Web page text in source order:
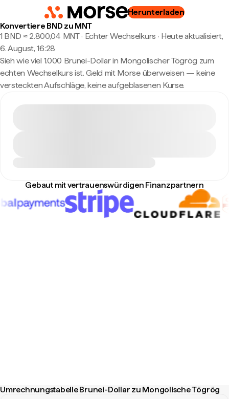
Herunterladen
Konvertiere BND zu MNT
1 BND ≈ 2.800,04 MNT · Echter Wechselkurs · Heute aktualisiert,
6. August, 16:28
Sieh wie viel 1.000 Brunei-Dollar in Mongolischer Tögrög zum
echten Wechselkurs ist. Geld mit Morse überweisen — keine
versteckten Aufschläge, keine aufgeblasenen Kurse.
Gebaut mit vertrauenswürdigen Finanzpartnern
Umrechnungstabelle Brunei-Dollar zu Mongolische Tögrög